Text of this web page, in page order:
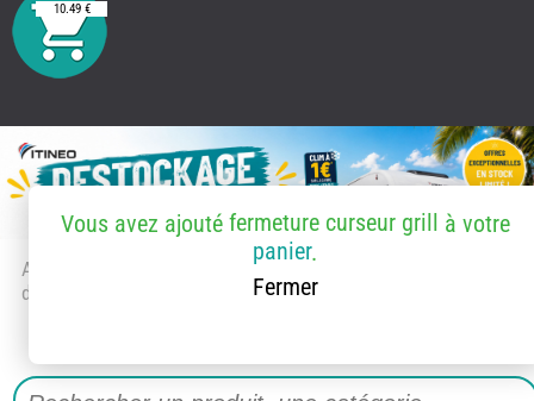
10.49 €
Accueil
> Accessoires et pièces
détachées
Vous avez ajouté fermeture curseur grill à votre
panier.
Fermer